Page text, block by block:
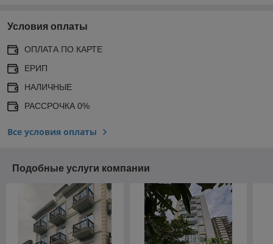
Условия оплаты
ОПЛАТА ПО КАРТЕ
ЕРИП
НАЛИЧНЫЕ
РАССРОЧКА 0%
Все условия оплаты
Подобные услуги компании